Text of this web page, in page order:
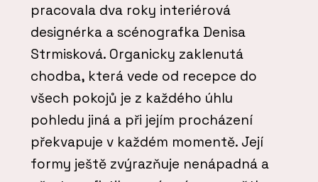
pracovala dva roky interiérová
designérka a scénografka Denisa
Strmisková. Organicky zaklenutá
chodba, která vede od recepce do
všech pokojů je z každého úhlu
pohledu jiná a při jejím procházení
překvapuje v každém momentě. Její
formy ještě zvýrazňuje nenápadná a